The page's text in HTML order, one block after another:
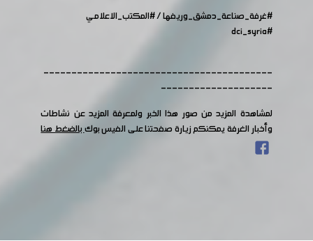
#غرفة_صناعة_دمشق_وريفها/#المكتب_الاعلامي
#dci_syria
-----------------------------------------
--------------------
لمشاهدة المزيد من صور هذا الخبر ولمعرفة المزيد عن نشاطات
وأخبار الغرفة يمكنكم زيارة صفحتنا على الفيس بوكبالضغط هنا